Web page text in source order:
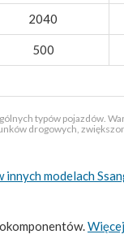
2040
500
typów pojazdów.
drogowych,
innych modelach
Więcej